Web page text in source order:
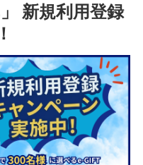
新規利用登録